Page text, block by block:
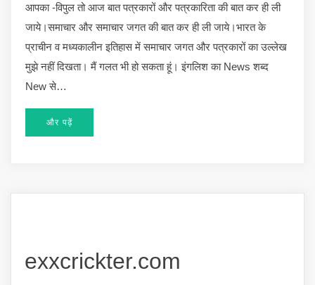
आपका -विपुल तो आज बात पत्रकारों और पत्रकारिता की बात कर ही ली
जाये।समाचार और समाचार जगत की बात कर ही ली जाये।भारत के
प्राचीन व मध्यकालीन इतिहास में समाचार जगत और पत्रकारों का उल्लेख
मुझे नहीं दिखता। मैं गलत भी हो सकता हूं। इंगलिश का News शब्द
New से…
और पढ़ें
exxcrickter.com